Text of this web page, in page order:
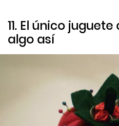
11. El único
algo así